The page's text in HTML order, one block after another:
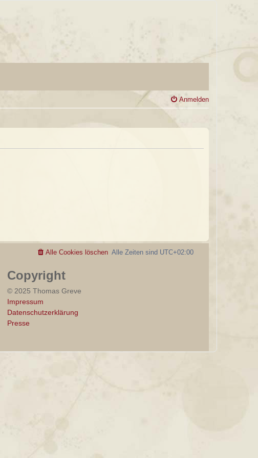
Anmelden
Alle Zeiten sind UTC+02:00
Alle Cookies löschen
Copyright
© 2025 Thomas Greve
Impressum
Datenschutzerklärung
Presse